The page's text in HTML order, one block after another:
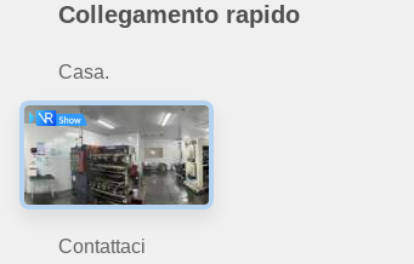
Collegamento rapido
Casa.
Prodotti
Su Di Noi
Notizie
Contattaci